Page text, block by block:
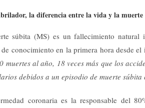
la diferencia entre la vida y la muerte
súbita (MS) es un fallecimiento natural
conocimiento en la primera hora desde
muertes al año, 18 veces más que los
debidos a un episodio de muerte súbita
coronaria es la responsable del